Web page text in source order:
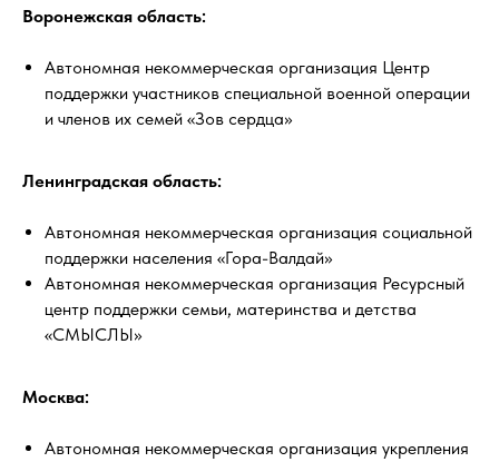
Воронежская область:
Автономная некоммерческая организация Центр
поддержки участников специальной военной операции
и членов их семей «Зов сердца»
Ленинградская область:
Автономная некоммерческая организация социальной
поддержки населения «Гора-Валдай»
Автономная некоммерческая организация Ресурсный
центр поддержки семьи, материнства и детства
«СМЫСЛЫ»
Москва:
Автономная некоммерческая организация укрепления